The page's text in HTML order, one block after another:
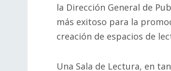
la Dirección General de
más exitoso para la
creación de espacios de
Una Sala de Lectura, en